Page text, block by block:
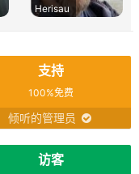
Herisau
支持
100%免费
倾听的管理员
访客